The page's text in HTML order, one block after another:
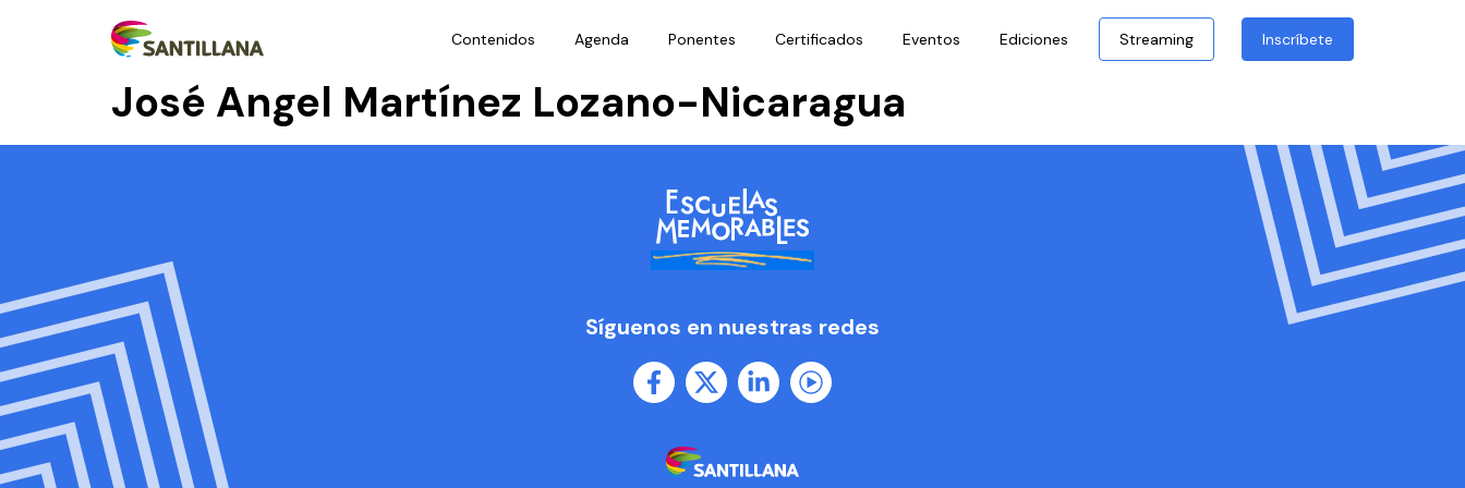
Contenidos Agenda Ponentes Certificados Eventos Ediciones Streaming Inscríbete
José Angel Martínez Lozano-Nicaragua
Síguenos en nuestras redes